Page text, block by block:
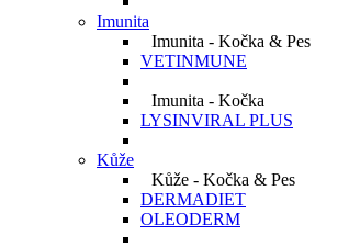
Imunita
Imunita - Kočka & Pes
VETINMUNE
Imunita - Kočka
LYSINVIRAL PLUS
Kůže
Kůže - Kočka & Pes
DERMADIET
OLEODERM